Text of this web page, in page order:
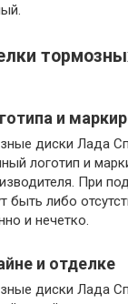
и
диски Лада
логотип и
При
быть либо
и нечетко.
и отделке
диски Лада